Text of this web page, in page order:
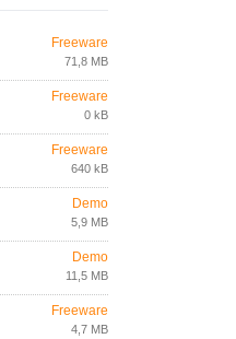
Freeware
71,8 MB
Freeware
0 kB
Freeware
640 kB
Demo
5,9 MB
Demo
11,5 MB
Freeware
4,7 MB